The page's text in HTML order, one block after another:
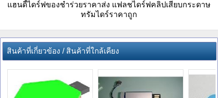
แฮนดี้ไดร์ฟของชำร่วยราคาส่ง แฟลชไดร์ฟคลิปเสียบกระดาษ
ทรัมไดร์ราคาถูก
สินค้าที่เกี่ยวข้อง / สินค้าที่ใกล้เคียง